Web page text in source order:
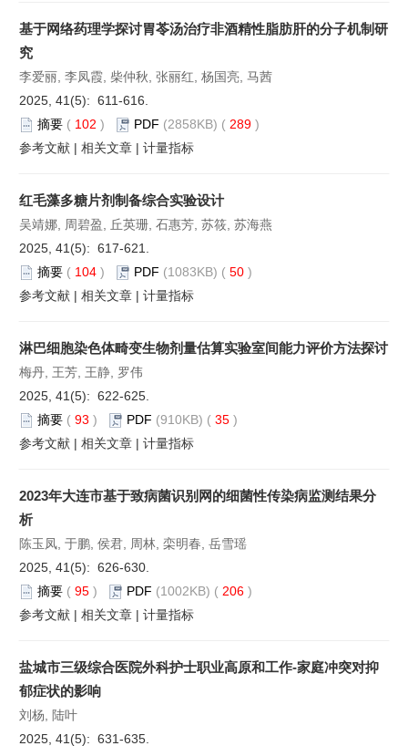
基于网络药理学探讨胃苓汤治疗非酒精性脂肪肝的分子机制研
究
李爱丽, 李凤霞, 柴仲秋, 张丽红, 杨国亮, 马茜
2025, 41(5): 611-616.
摘要 ( 102 ) PDF (2858KB) ( 289 )
参考文献 | 相关文章 | 计量指标
红毛藻多糖片剂制备综合实验设计
吴靖娜, 周碧盈, 丘英珊, 石惠芳, 苏筱, 苏海燕
2025, 41(5): 617-621.
摘要 ( 104 ) PDF (1083KB) ( 50 )
参考文献 | 相关文章 | 计量指标
淋巴细胞染色体畸变生物剂量估算实验室间能力评价方法探讨
梅丹, 王芳, 王静, 罗伟
2025, 41(5): 622-625.
摘要 ( 93 ) PDF (910KB) ( 35 )
参考文献 | 相关文章 | 计量指标
2023年大连市基于致病菌识别网的细菌性传染病监测结果分
析
陈玉凤, 于鹏, 侯君, 周林, 栾明春, 岳雪瑶
2025, 41(5): 626-630.
摘要 ( 95 ) PDF (1002KB) ( 206 )
参考文献 | 相关文章 | 计量指标
盐城市三级综合医院外科护士职业高原和工作-家庭冲突对抑
郁症状的影响
刘杨, 陆叶
2025, 41(5): 631-635.